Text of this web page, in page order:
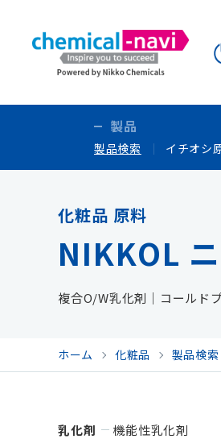
製品
製品検索 イチオシ
化粧品 原料
NIKKOL
複合O/W乳化剤｜コールド
ホーム 化粧品 製品検索
乳化剤 機能性乳化剤